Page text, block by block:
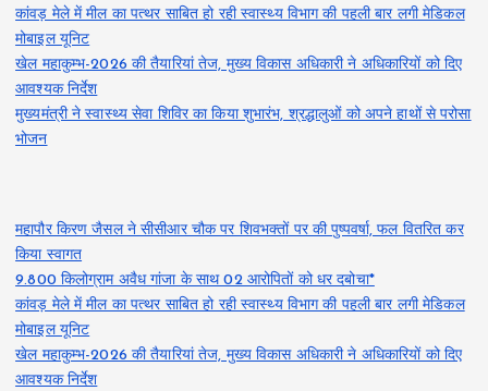
कांवड़ मेले में मील का पत्थर साबित हो रही स्वास्थ्य विभाग की पहली बार लगी मेडिकल
मोबाइल यूनिट
खेल महाकुम्भ-2026 की तैयारियां तेज, मुख्य विकास अधिकारी ने अधिकारियों को दिए
आवश्यक निर्देश
मुख्यमंत्री ने स्वास्थ्य सेवा शिविर का किया शुभारंभ, श्रद्धालुओं को अपने हाथों से परोसा
भोजन
महापौर किरण जैसल ने सीसीआर चौक पर शिवभक्तों पर की पुष्पवर्षा, फल वितरित कर
किया स्वागत
9.800 किलोग्राम अवैध गांजा के साथ 02 आरोपितों को धर दबोचा*
कांवड़ मेले में मील का पत्थर साबित हो रही स्वास्थ्य विभाग की पहली बार लगी मेडिकल
मोबाइल यूनिट
खेल महाकुम्भ-2026 की तैयारियां तेज, मुख्य विकास अधिकारी ने अधिकारियों को दिए
आवश्यक निर्देश